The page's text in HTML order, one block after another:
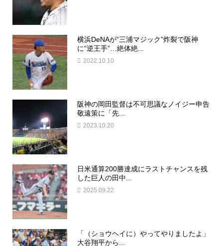
横浜DeNAが“三浦マジック”炸裂で阪神
に“逆王手”…絶体絶...
2022.10.10
阪神の岡田監督は不可思議なノイジー申告
敬遠策に「先...
2023.10.20
日米通算200勝達成にラストチャンスを残
した巨人の田中...
2025.09.22
「（ショウヘイに）やってやりましたよ」
大谷翔平から...